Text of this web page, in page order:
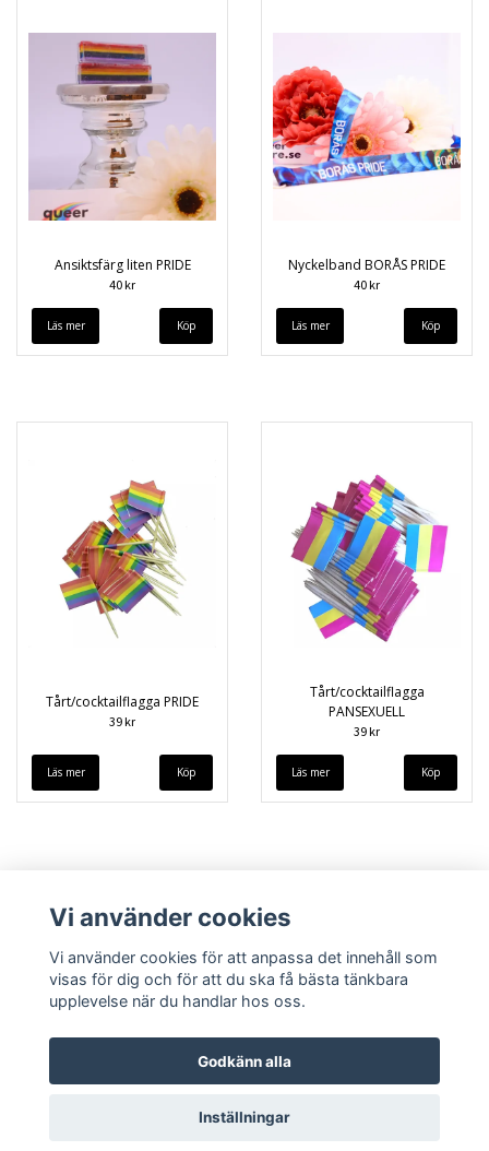
Ansiktsfärg liten PRIDE
40 kr
Läs mer
Nyckelband BORÅS PRIDE
40 kr
Läs mer
Tårt/cocktailflagga PRIDE
39 kr
Läs mer
Tårt/cocktailflagga
PANSEXUELL
39 kr
Läs mer
Köpvillkor Kontakt
© Copyright 2026 queerstore.se
Vi använder cookies
Vi använder cookies för att anpassa det innehåll som
visas för dig och för att du ska få bästa tänkbara
upplevelse när du handlar hos oss.
Godkänn alla
Inställningar